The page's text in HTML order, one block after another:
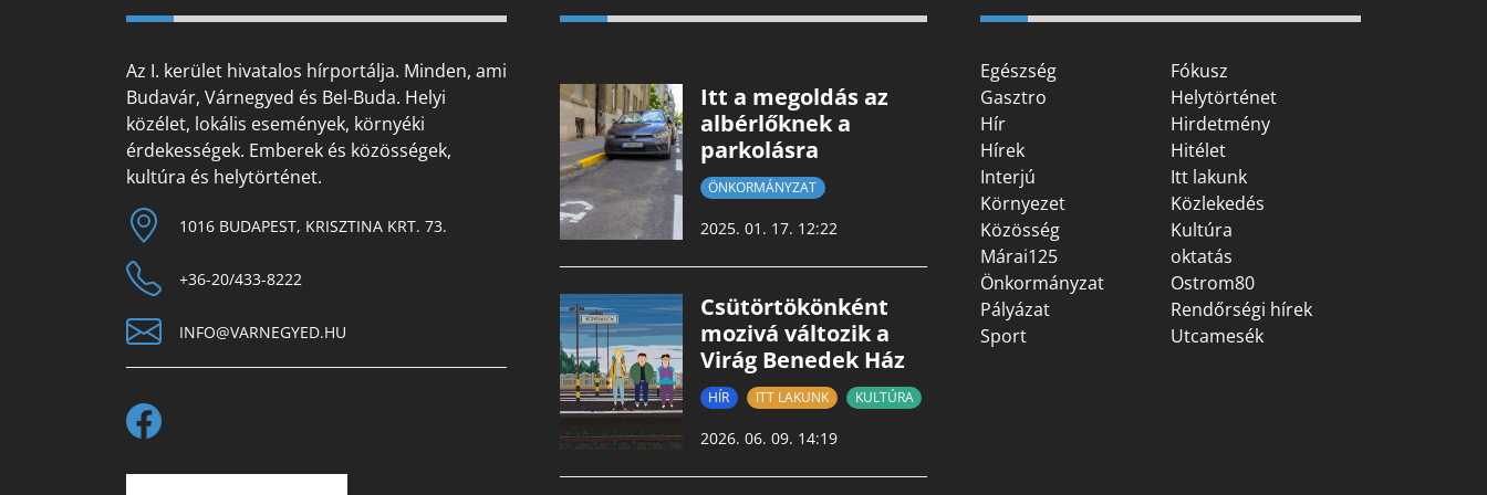
Az I. kerület hivatalos hírportálja. Minden, ami
Budavár, Várnegyed és Bel-Buda. Helyi
közélet, lokális események, környéki
érdekességek. Emberek és közösségek,
kultúra és helytörténet.
1016 BUDAPEST, KRISZTINA KRT. 73.
+36-20/433-8222
INFO@VARNEGYED.HU
Itt a megoldás az
albérlőknek a
parkolásra
ÖNKORMÁNYZAT
2025. 01. 17. 12:22
Csütörtökönként
mozivá változik a
Virág Benedek Ház
HÍR ITT LAKUNK KULTÚRA
2026. 06. 09. 14:19
Egészség
Fókusz
Gasztro
Helytörténet
Hír
Hirdetmény
Hírek
Hitélet
Interjú
Itt lakunk
Környezet
Közlekedés
Közösség
Kultúra
Márai125
oktatás
Önkormányzat
Ostrom80
Pályázat
Rendőrségi hírek
Sport
Utcamesék